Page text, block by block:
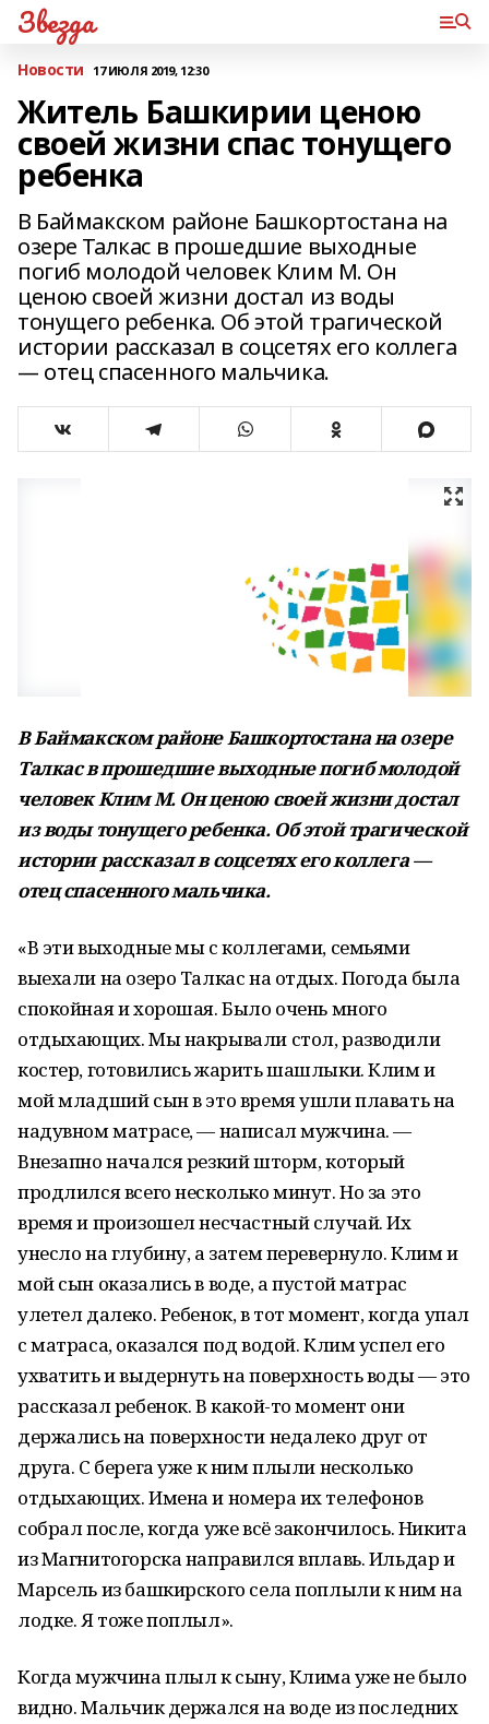
Звезда
Новости 17 ИЮЛЯ 2019, 12:30
Житель Башкирии ценою
своей жизни спас тонущего
ребенка
В Баймакском районе Башкортостана на
озере Талкас в прошедшие выходные
погиб молодой человек Клим М. Он
ценою своей жизни достал из воды
тонущего ребенка. Об этой трагической
истории рассказал в соцсетях его коллега
— отец спасенного мальчика.
В Баймакском районе Башкортостана на озере
Талкас в прошедшие выходные погиб молодой
человек Клим М. Он ценою своей жизни достал
из воды тонущего ребенка. Об этой трагической
истории рассказал в соцсетях его коллега —
отец спасенного мальчика.
«В эти выходные мы с коллегами, семьями
выехали на озеро Талкас на отдых. Погода была
спокойная и хорошая. Было очень много
отдыхающих. Мы накрывали стол, разводили
костер, готовились жарить шашлыки. Клим и
мой младший сын в это время ушли плавать на
надувном матрасе, — написал мужчина. —
Внезапно начался резкий шторм, который
продлился всего несколько минут. Но за это
время и произошел несчастный случай. Их
унесло на глубину, а затем перевернуло. Клим и
мой сын оказались в воде, а пустой матрас
улетел далеко. Ребенок, в тот момент, когда упал
с матраса, оказался под водой. Клим успел его
ухватить и выдернуть на поверхность воды — это
рассказал ребенок. В какой-то момент они
держались на поверхности недалеко друг от
друга. С берега уже к ним плыли несколько
отдыхающих. Имена и номера их телефонов
собрал после, когда уже всё закончилось. Никита
из Магнитогорска направился вплавь. Ильдар и
Марсель из башкирского села поплыли к ним на
лодке. Я тоже поплыл».
Когда мужчина плыл к сыну, Клима уже не было
видно. Мальчик держался на воде из последних